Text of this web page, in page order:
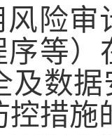
风险
序等
及数
控措施